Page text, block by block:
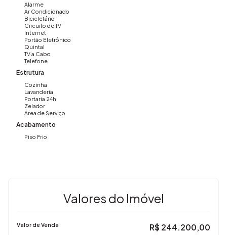
Alarme
Ar Condicionado
Bicicletário
Circuito de TV
Internet
Portão Eletrônico
Quintal
TV a Cabo
Telefone
Estrutura
Cozinha
Lavanderia
Portaria 24h
Zelador
Área de Serviço
Acabamento
Piso Frio
Valores do Imóvel
R$ 244.200,00
Valor de Venda